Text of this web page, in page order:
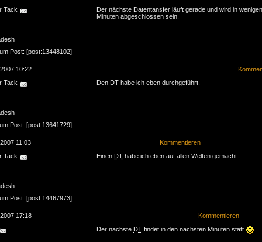
Tack
Post: [post:13448102]
Der nächste Datentansfer läuft gerade und wird in wenigen
Minuten abgeschlossen sein.
10:22
Tack
Post: [post:13641729]
Den DT habe ich eben durchgeführt.
11:03
Kommentieren
Tack
Post: [post:14467973]
Einen DT habe ich eben auf allen Welten gemacht.
17:18
Kommentieren
Der nächste DT findet in den nächsten Minuten statt